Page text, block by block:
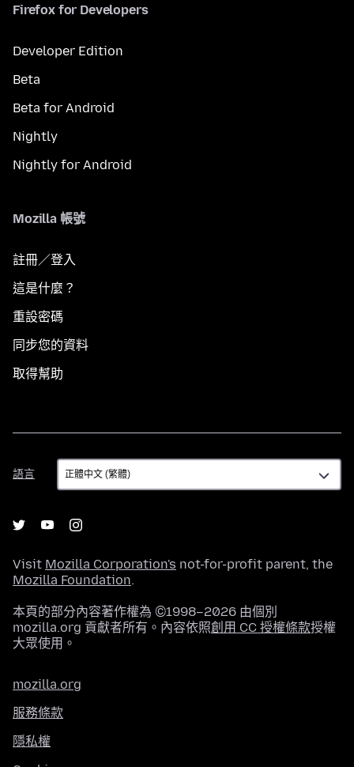
Firefox for Developers
Developer Edition
Beta
Beta for Android
Nightly
Nightly for Android
Mozilla 帳號
註冊／登入
這是什麼？
重設密碼
同步您的資料
取得幫助
語言
語
言
Visit Mozilla Corporation's not-for-profit parent, the
Mozilla Foundation.
本頁的部分內容著作權為 ©1998–2026 由個別
mozilla.org 貢獻者所有。內容依照創用 CC 授權條款授權
大眾使用。
mozilla.org
服務條款
隱私權